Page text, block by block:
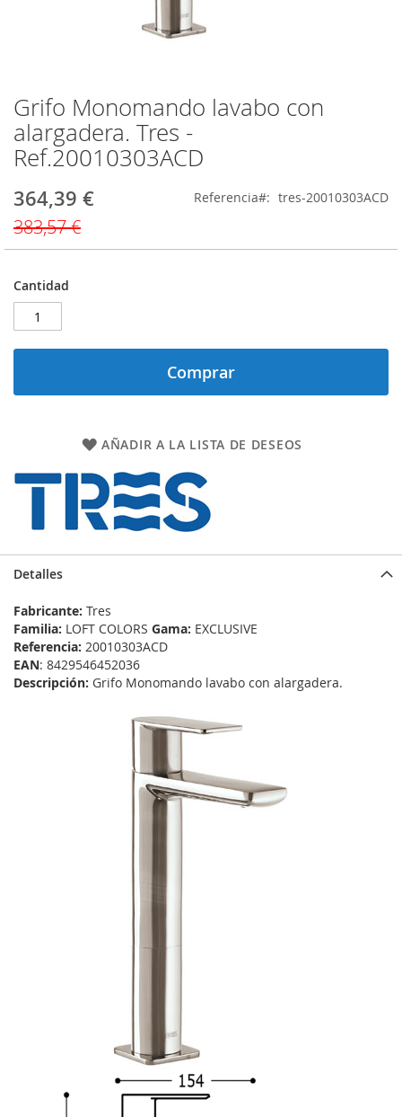
Grifo Monomando lavabo con
alargadera. Tres -
Ref.20010303ACD
Precio
364,39 €
383,57 €
Referencia tres-20010303ACD
Cantidad
Comprar
AÑADIR A LA LISTA DE DESEOS
Saltar
al
comienzo
de
galería
de
imágenes
Detalles
Fabricante: Tres
Familia: LOFT COLORS Gama: EXCLUSIVE
Referencia: 20010303ACD
EAN: 8429546452036
Descripción: Grifo Monomando lavabo con alargadera.